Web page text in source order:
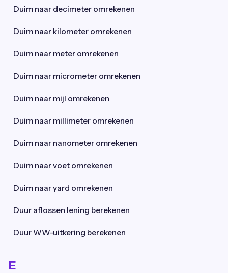
Duim naar decimeter omrekenen
Duim naar kilometer omrekenen
Duim naar meter omrekenen
Duim naar micrometer omrekenen
Duim naar mijl omrekenen
Duim naar millimeter omrekenen
Duim naar nanometer omrekenen
Duim naar voet omrekenen
Duim naar yard omrekenen
Duur aflossen lening berekenen
Duur WW-uitkering berekenen
E